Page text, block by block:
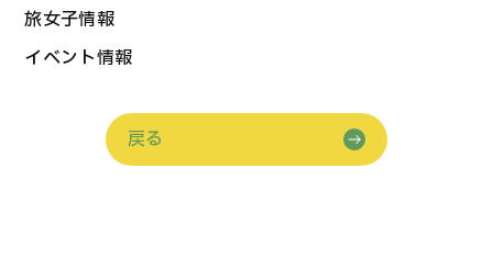
旅女子情報
イベント情報
戻る